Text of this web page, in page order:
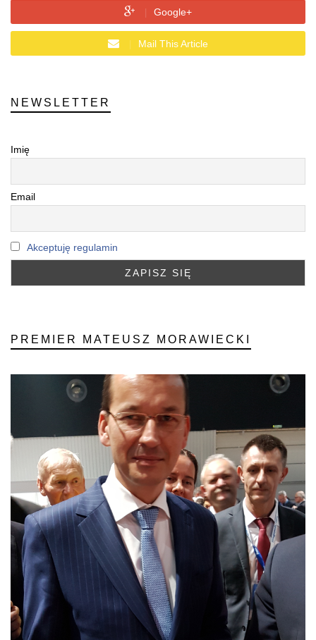
Google+
Mail This Article
NEWSLETTER
Imię
Email
Akceptuję regulamin
PREMIER MATEUSZ MORAWIECKI